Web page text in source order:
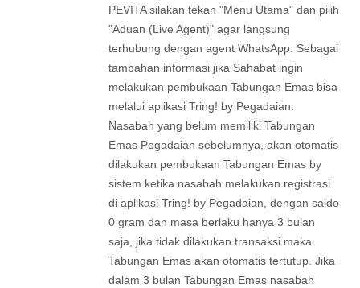
PEVITA silakan tekan "Menu Utama" dan pilih
"Aduan (Live Agent)" agar langsung
terhubung dengan agent WhatsApp. Sebagai
tambahan informasi jika Sahabat ingin
melakukan pembukaan Tabungan Emas bisa
melalui aplikasi Tring! by Pegadaian.
Nasabah yang belum memiliki Tabungan
Emas Pegadaian sebelumnya, akan otomatis
dilakukan pembukaan Tabungan Emas by
sistem ketika nasabah melakukan registrasi
di aplikasi Tring! by Pegadaian, dengan saldo
0 gram dan masa berlaku hanya 3 bulan
saja, jika tidak dilakukan transaksi maka
Tabungan Emas akan otomatis tertutup. Jika
dalam 3 bulan Tabungan Emas nasabah